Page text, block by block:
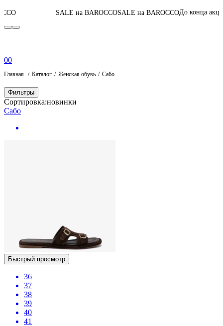
SALE на BAROCCOSALE на BAROCCOДо конца акции07:06:15:
00
Главная Каталог Женская обувь Сабо
Фильтры
Сортировка:новинки
Сабо
Быстрый просмотр
36
37
38
39
40
41